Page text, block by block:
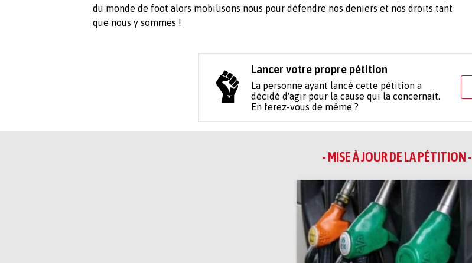
du monde de foot alors mobilisons nous pour défendre nos deniers et nos droits tant
que nous y sommes !
Lancer votre propre pétition
La personne ayant lancé cette pétition a
décidé d'agir pour la cause qui la concernait.
En ferez-vous de même ?
- MISE À JOUR DE LA PÉTITION -